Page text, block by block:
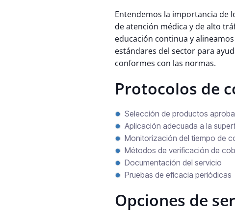
Entendemos la importancia de
de atención médica y de alto
educación continua y
estándares del sector para
conformes con las normas.
Protocolos de
Selección de productos
Aplicación adecuada a la
Monitorización del tiempo de
Métodos de verificación de
Documentación del servicio
Pruebas de eficacia periódicas
Opciones de